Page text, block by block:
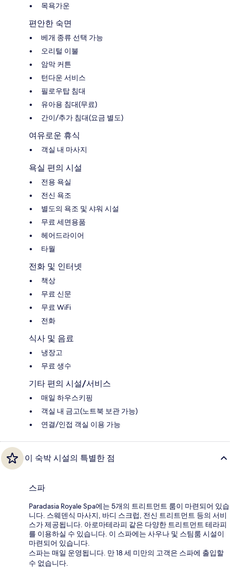
목욕가운
편안한 숙면
베개 종류 선택 가능
오리털 이불
암막 커튼
턴다운 서비스
필로우탑 침대
유아용 침대(무료)
간이/추가 침대(요금 별도)
여유로운 휴식
객실 내 마사지
욕실 편의 시설
전용 욕실
전신 욕조
별도의 욕조 및 샤워 시설
무료 세면용품
헤어드라이어
타월
전화 및 인터넷
책상
무료 신문
무료 WiFi
전화
식사 및 음료
냉장고
무료 생수
기타 편의 시설/서비스
매일 하우스키핑
객실 내 금고(노트북 보관 가능)
연결/인접 객실 이용 가능
이 숙박 시설의 특별한 점
스파
Paradasia Royale Spa에는 5개의 트리트먼트 룸이 마련되어 있습
니다. 스웨덴식 마사지, 바디 스크럽, 전신 트리트먼트 등의 서비
스가 제공됩니다. 아로마테라피 같은 다양한 트리트먼트 테라피
를 이용하실 수 있습니다. 이 스파에는 사우나 및 스팀룸 시설이
마련되어 있습니다.
스파는 매일 운영됩니다. 만 18 세 미만의 고객은 스파에 출입할
수 없습니다.